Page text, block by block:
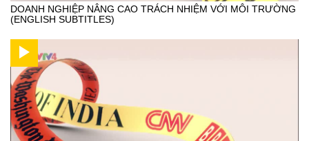
DOANH NGHIỆP NÂNG CAO TRÁCH NHIỆM VỚI MÔI TRƯỜNG
(ENGLISH SUBTITLES)